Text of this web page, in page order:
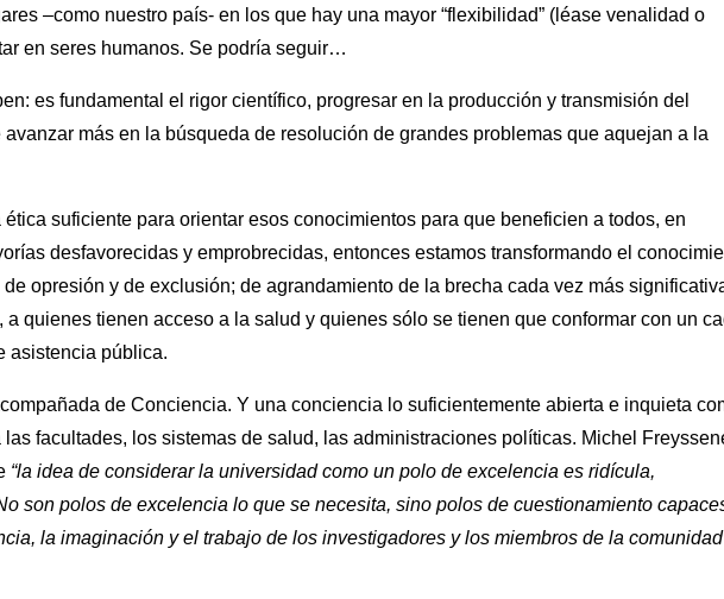
–como nuestro país- en los que hay una mayor “flexibilidad” (léase venalidad o
en seres humanos. Se podría seguir…
es fundamental el rigor científico, progresar en la producción y transmisión del
más en la búsqueda de resolución de grandes problemas que aquejan a la
suficiente para orientar esos conocimientos para que beneficien a todos, en
desfavorecidas y emprobrecidas, entonces estamos transformando el
opresión y de exclusión; de agrandamiento de la brecha cada vez más
a quienes tienen acceso a la salud y quienes sólo se tienen que conformar con un
asistencia pública.
de Conciencia. Y una conciencia lo suficientemente abierta e inquieta
facultades, los sistemas de salud, las administraciones políticas. Michel
“la idea de considerar la universidad como un polo de excelencia es ridícula,
son polos de excelencia lo que se necesita, sino polos de cuestionamiento
la imaginación y el trabajo de los investigadores y los miembros de la comunidad